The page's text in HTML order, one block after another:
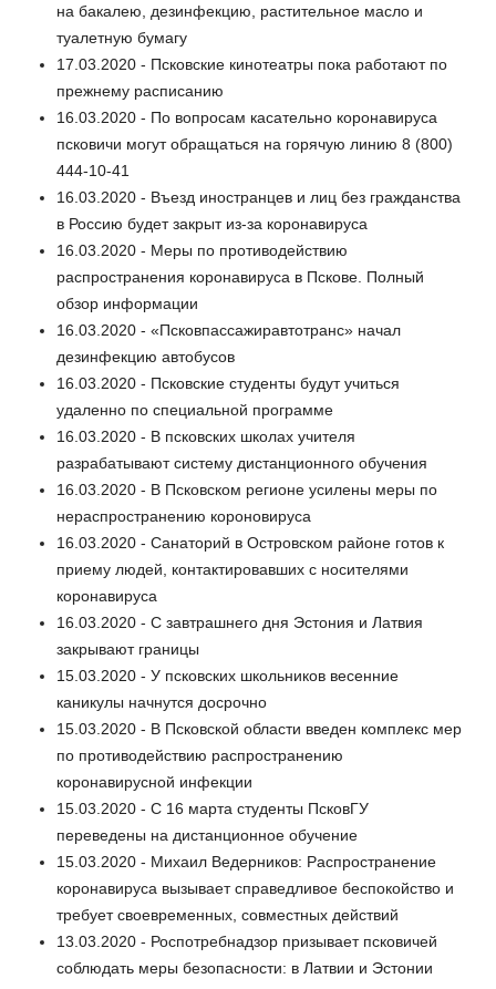
на бакалею, дезинфекцию, растительное масло и
туалетную бумагу
17.03.2020 - Псковские кинотеатры пока работают по
прежнему расписанию
16.03.2020 - По вопросам касательно коронавируса
псковичи могут обращаться на горячую линию 8 (800)
444-10-41
16.03.2020 - Въезд иностранцев и лиц без гражданства
в Россию будет закрыт из-за коронавируса
16.03.2020 - Меры по противодействию
распространения коронавируса в Пскове. Полный
обзор информации
16.03.2020 - «Псковпассажиравтотранс» начал
дезинфекцию автобусов
16.03.2020 - Псковские студенты будут учиться
удаленно по специальной программе
16.03.2020 - В псковских школах учителя
разрабатывают систему дистанционного обучения
16.03.2020 - В Псковском регионе усилены меры по
нераспространению короновируса
16.03.2020 - Санаторий в Островском районе готов к
приему людей, контактировавших с носителями
коронавируса
16.03.2020 - С завтрашнего дня Эстония и Латвия
закрывают границы
15.03.2020 - У псковских школьников весенние
каникулы начнутся досрочно
15.03.2020 - В Псковской области введен комплекс мер
по противодействию распространению
коронавирусной инфекции
15.03.2020 - С 16 марта студенты ПсковГУ
переведены на дистанционное обучение
15.03.2020 - Михаил Ведерников: Распространение
коронавируса вызывает справедливое беспокойство и
требует своевременных, совместных действий
13.03.2020 - Роспотребнадзор призывает псковичей
соблюдать меры безопасности: в Латвии и Эстонии